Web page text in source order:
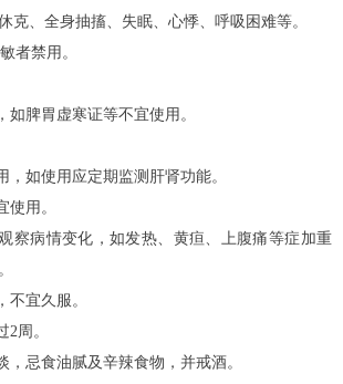
克、全身抽搐、失眠、心悸、呼吸困难等。
者禁用。
如脾胃虚寒证等不宜使用。
，如使用应定期监测肝肾功能。
使用。
察病情变化，如发热、黄疸、上腹痛等症加重
不宜久服。
周。
，忌食油腻及辛辣食物，并戒酒。